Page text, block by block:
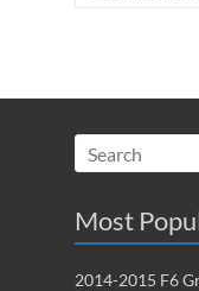
Most
2014-2015 F6